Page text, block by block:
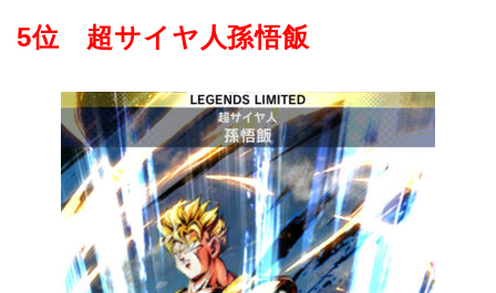
5位 超サイヤ人孫悟飯